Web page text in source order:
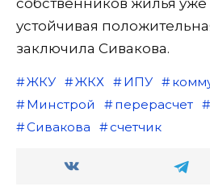
устойчивая
заключила Сивакова.
ЖКУ ЖКХ ИПУ
Минстрой
перерасчет
Сивакова
счетчик